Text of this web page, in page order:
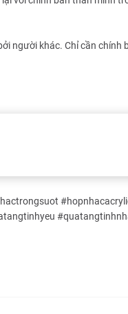
người khác. Chỉ cần chính